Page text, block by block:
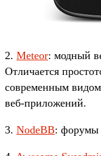
2. Meteor: модный
Отличается
современным
веб-приложений.
3. NodeBB: форумы